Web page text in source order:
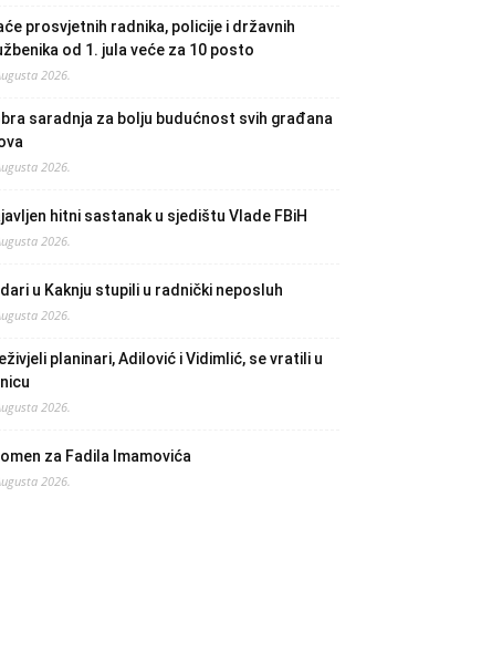
prosvjetnih radnika, policije i državnih
od 1. jula veće za 10 posto
2026.
saradnja za bolju budućnost svih građana
2026.
hitni sastanak u sjedištu Vlade FBiH
2026.
u Kaknju stupili u radnički neposluh
2026.
planinari, Adilović i Vidimlić, se vratili u
2026.
za Fadila Imamovića
2026.